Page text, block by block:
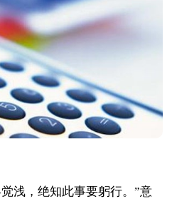
，绝知此事要躬行。”意